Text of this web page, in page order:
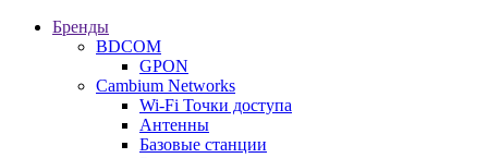
Бренды
BDCOM
GPON
Cambium Networks
Wi-Fi Точки доступа
Антенны
Базовые станции